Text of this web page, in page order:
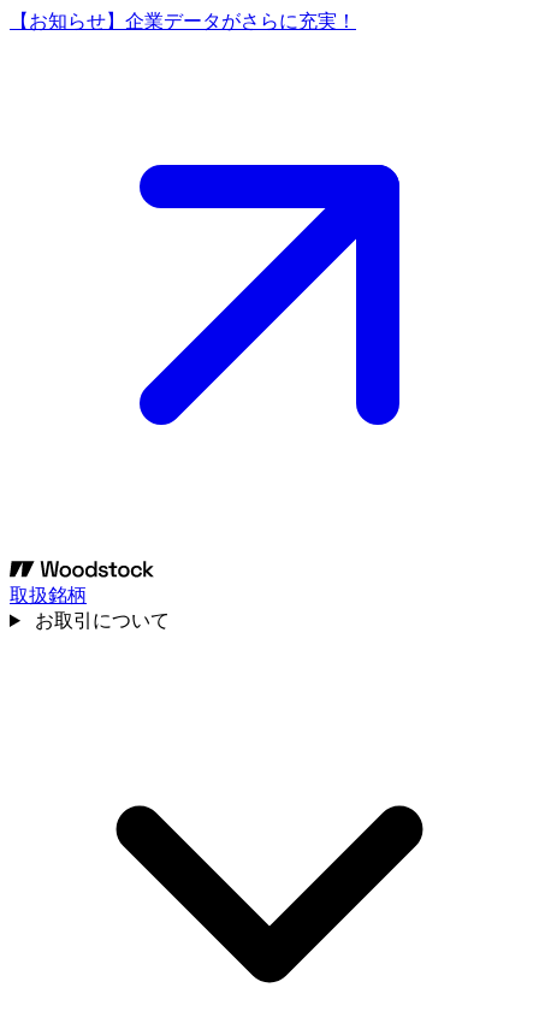
【お知らせ】企業データがさらに充実！
取扱銘柄
お取引について